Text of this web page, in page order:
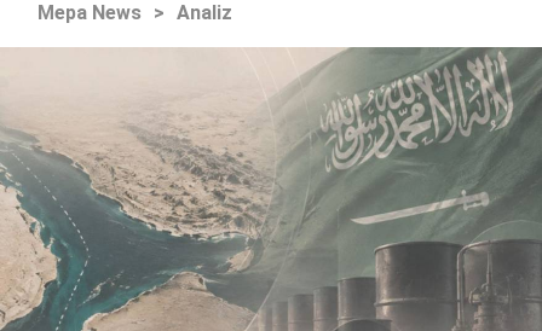
Mepa News > Analiz